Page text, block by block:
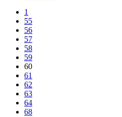
1
55
56
57
58
59
60
61
62
63
64
68